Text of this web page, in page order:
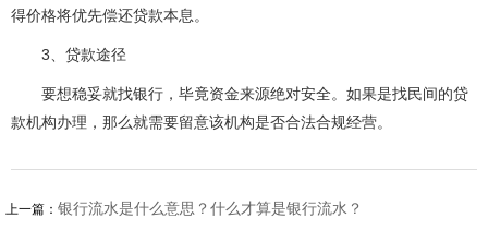
得价格将优先偿还贷款本息。
3、贷款途径
要想稳妥就找银行，毕竟资金来源绝对安全。如果是找民间的贷
款机构办理，那么就需要留意该机构是否合法合规经营。
上一篇： 银行流水是什么意思？什么才算是银行流水？